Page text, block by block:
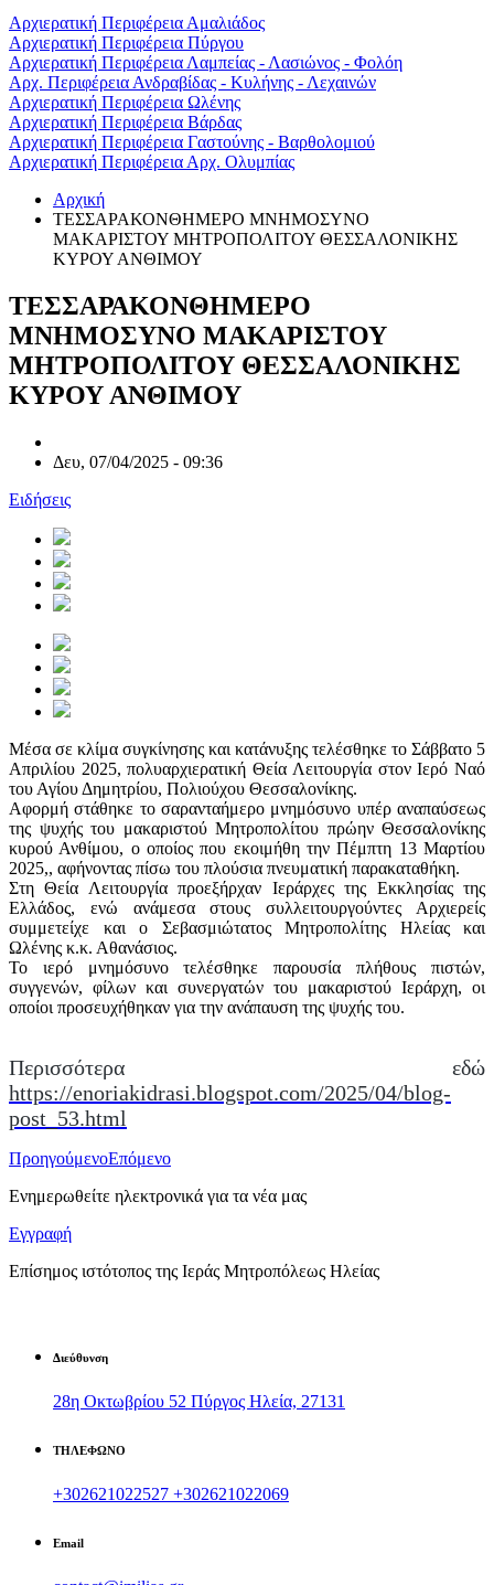
Αρχιερατική Περιφέρεια Αμαλιάδος
Αρχιερατική Περιφέρεια Πύργου
Αρχιερατική Περιφέρεια Λαμπείας - Λασιώνος - Φολόη
Αρχ. Περιφέρεια Ανδραβίδας - Κυλήνης - Λεχαινών
Αρχιερατική Περιφέρεια Ωλένης
Αρχιερατική Περιφέρεια Βάρδας
Αρχιερατική Περιφέρεια Γαστούνης - Βαρθολομιού
Αρχιερατική Περιφέρεια Αρχ. Ολυμπίας
Αρχική
ΤΕΣΣΑΡΑΚΟΝΘΗΜΕΡΟ ΜΝΗΜΟΣΥΝΟ
ΜΑΚΑΡΙΣΤΟΥ ΜΗΤΡΟΠΟΛΙΤΟΥ ΘΕΣΣΑΛΟΝΙΚΗΣ
ΚΥΡΟΥ ΑΝΘΙΜΟΥ
ΤΕΣΣΑΡΑΚΟΝΘΗΜΕΡΟ
ΜΝΗΜΟΣΥΝΟ ΜΑΚΑΡΙΣΤΟΥ
ΜΗΤΡΟΠΟΛΙΤΟΥ ΘΕΣΣΑΛΟΝΙΚΗΣ
ΚΥΡΟΥ ΑΝΘΙΜΟΥ
Δευ, 07/04/2025 - 09:36
Ειδήσεις
Μέσα σε κλίμα συγκίνησης και κατάνυξης τελέσθηκε το Σάββατο 5
Απριλίου 2025, πολυαρχιερατική Θεία Λειτουργία στον Ιερό Ναό
του Αγίου Δημητρίου, Πολιούχου Θεσσαλονίκης.
Αφορμή στάθηκε το σαρανταήμερο μνημόσυνο υπέρ αναπαύσεως
της ψυχής του μακαριστού Μητροπολίτου πρώην Θεσσαλονίκης
κυρού Ανθίμου, ο οποίος που εκοιμήθη την Πέμπτη 13 Μαρτίου
2025,, αφήνοντας πίσω του πλούσια πνευματική παρακαταθήκη.
Στη Θεία Λειτουργία προεξήρχαν Ιεράρχες της Εκκλησίας της
Ελλάδος, ενώ ανάμεσα στους συλλειτουργούντες Αρχιερείς
συμμετείχε και ο Σεβασμιώτατος Μητροπολίτης Ηλείας και
Ωλένης κ.κ. Αθανάσιος.
Το ιερό μνημόσυνο τελέσθηκε παρουσία πλήθους πιστών,
συγγενών, φίλων και συνεργατών του μακαριστού Ιεράρχη, οι
οποίοι προσευχήθηκαν για την ανάπαυση της ψυχής του.
Περισσότερα εδώ
https://enoriakidrasi.blogspot.com/2025/04/blog-
post_53.html
ΠροηγούμενοΕπόμενο
Ενημερωθείτε ηλεκτρονικά για τα νέα μας
Εγγραφή
Επίσημος ιστότοπος της Ιεράς Μητροπόλεως Ηλείας
Διεύθυνση
28η Οκτωβρίου 52 Πύργος Ηλεία, 27131
ΤΗΛΕΦΩΝΟ
+302621022527 +302621022069
Email